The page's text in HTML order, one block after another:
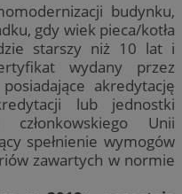
budynku,
gdy wiek pieca/kotła
starszy niż 10 lat i
wydany przez
akredytację
lub jednostki
członkowskiego Unii
spełnienie wymogów
zawartych w normie